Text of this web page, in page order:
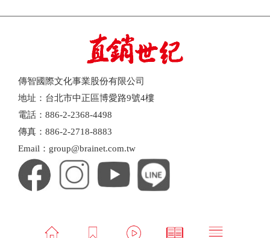
傳智國際文化事業股份有限公司
地址：台北市中正區博愛路9號4樓
電話：886-2-2368-4498
傳真：886-2-2718-8883
Email：group@brainet.com.tw